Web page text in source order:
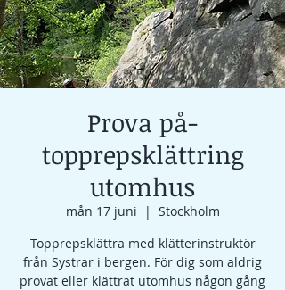
Prova på-
topprepsklättring
utomhus
mån 17 juni
  |
Stockholm
Topprepsklättra med klätterinstruktör
från Systrar i bergen. För dig som aldrig
provat eller klättrat utomhus någon gång